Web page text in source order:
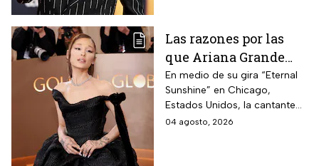
Las razones por las
que Ariana Grande
hará una pausa en su
carrera
En medio de su gira “Eternal
Sunshine” en Chicago,
Estados Unidos, la cantante
informó a sus fanáticos que
04 agosto, 2026